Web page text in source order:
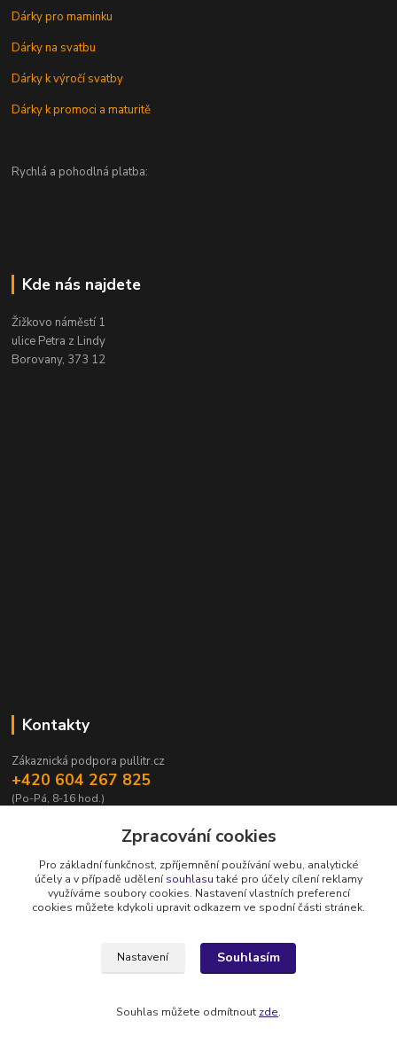
Dárky pro maminku
Dárky na svatbu
Dárky k výročí svatby
Dárky k promoci a maturitě
Rychlá a pohodlná platba:
Kde nás najdete
Žižkovo náměstí 1
ulice Petra z Lindy
Borovany, 373 12
Kontakty
Zákaznická podpora pullitr.cz
+420 604 267 825
(Po-Pá, 8-16 hod.)
Upravit sběr cookies.
Copyright © Půllitr.cz | Optimalizace a marketing -
Zpracování cookies
Pro základní funkčnost, zpříjemnění používání webu, analytické
účely a v případě udělenísouhlasutaké pro účely cílení reklamy
využíváme soubory cookies. Nastavení vlastních preferencí
cookies můžete kdykoli upravit odkazem ve spodní části stránek.
Nastavení Souhlasím
Souhlas můžete odmítnout zde.